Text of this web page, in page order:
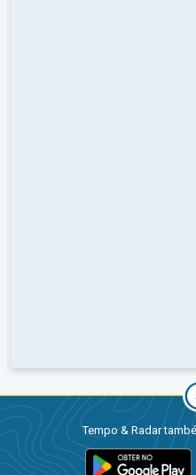
Tempo & Radar